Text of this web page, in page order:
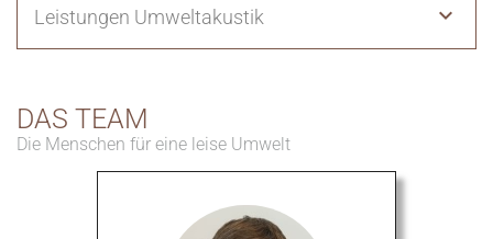
Leistungen Umweltakustik
DAS TEAM
Die Menschen für eine leise Umwelt